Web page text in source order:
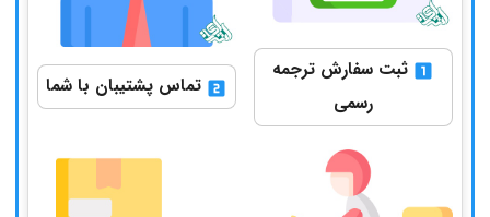
ثبت سفارش ترجمه
رسمی
تماس پشتیبان با شما